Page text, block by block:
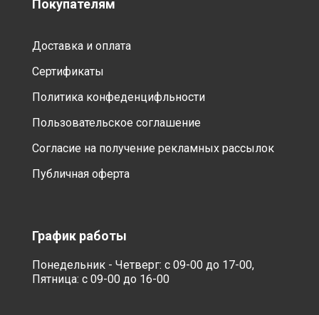
Покупателям
Доставка и оплата
Сертификаты
Политика конфеденцифльности
Пользовательское соглашение
Согласие на получение рекламных рассылок
Публичная оферта
График работы
Понедельник - Четверг: с 09-00 до 17-00,
Пятница: с 09-00 до 16-00